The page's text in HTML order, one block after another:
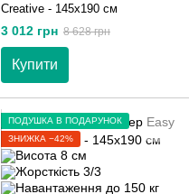
Creative - 145х190 см
3 012 грн 8 628 грн
Купити
ПОДУШКА В ПОДАРУНОК
ЗНИЖКА −42%